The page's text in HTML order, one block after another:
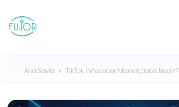
Ana Sayfa TikTok Influencer Marketplace Nedir?